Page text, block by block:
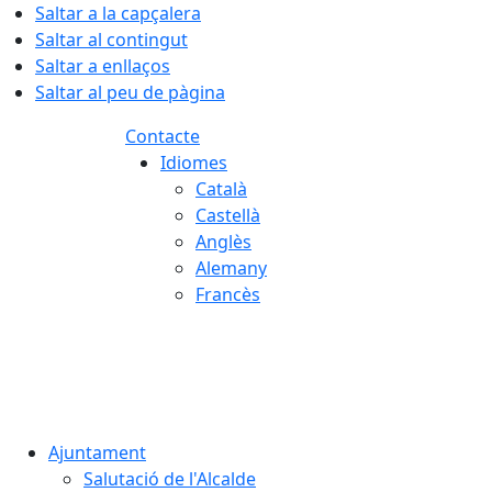
Saltar a la capçalera
Saltar al contingut
Saltar a enllaços
Saltar al peu de pàgina
Contacte
Idiomes
Català
Castellà
Anglès
Alemany
Francès
Ajuntament
Salutació de l'Alcalde